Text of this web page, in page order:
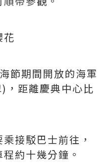
花
節期間開放的海軍
)，距離慶典中心比
接駁巴士前往，
約十幾分鐘。